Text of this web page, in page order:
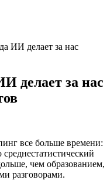
ИИ делает за нас
делает за нас
все больше времени:
чем образованием,
разговорами.